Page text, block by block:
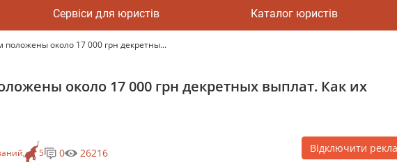
Сервіси для юристів Каталог юристів
около 17 000 грн декретны...
около 17 000 грн декретных выплат. Как их
5 0 26216 Відключити